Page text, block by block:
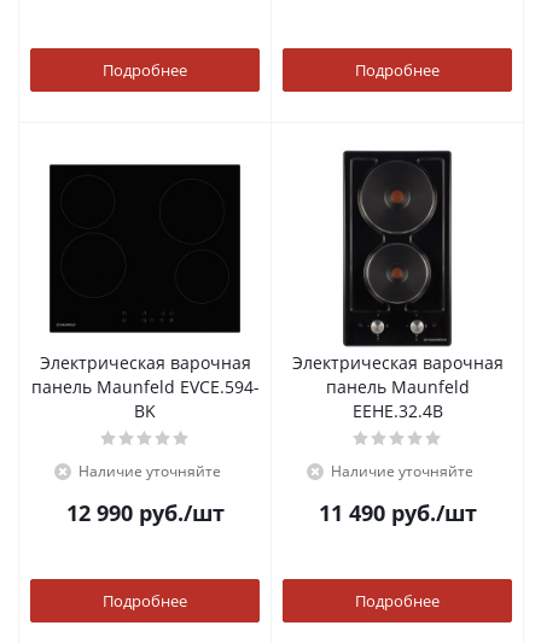
Подробнее Подробнее
Электрическая варочная
панель Maunfeld EVCE.594-
BK
Наличие уточняйте
12 990руб./шт
Подробнее
Электрическая варочная
панель Maunfeld
EEHE.32.4B
Наличие уточняйте
11 490руб./шт
Подробнее